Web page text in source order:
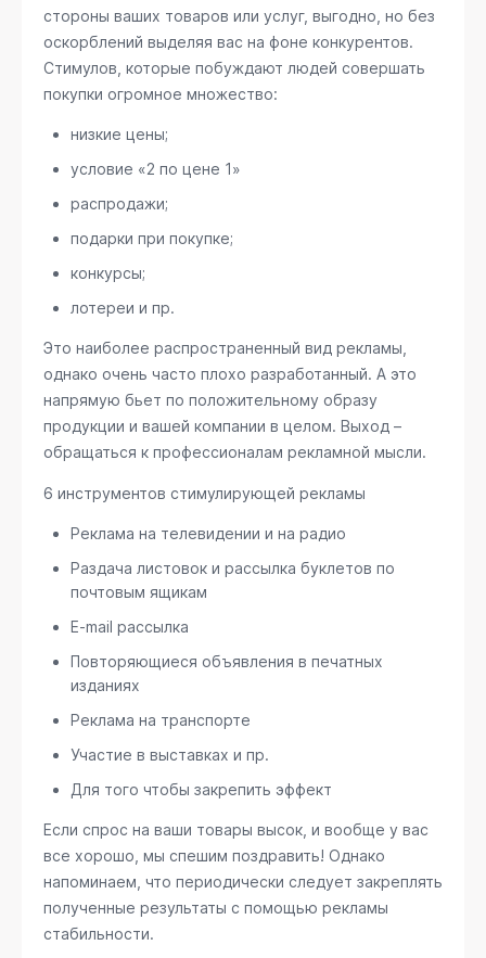
стороны ваших товаров или услуг, выгодно, но без
оскорблений выделяя вас на фоне конкурентов.
Стимулов, которые побуждают людей совершать
покупки огромное множество:
низкие цены;
условие «2 по цене 1»
распродажи;
подарки при покупке;
конкурсы;
лотереи и пр.
Это наиболее распространенный вид рекламы,
однако очень часто плохо разработанный. А это
напрямую бьет по положительному образу
продукции и вашей компании в целом. Выход –
обращаться к профессионалам рекламной мысли.
6 инструментов стимулирующей рекламы
Реклама на телевидении и на радио
Раздача листовок и рассылка буклетов по
почтовым ящикам
E-mail рассылка
Повторяющиеся объявления в печатных
изданиях
Реклама на транспорте
Участие в выставках и пр.
Для того чтобы закрепить эффект
Если спрос на ваши товары высок, и вообще у вас
все хорошо, мы спешим поздравить! Однако
напоминаем, что периодически следует закреплять
полученные результаты с помощью рекламы
стабильности.